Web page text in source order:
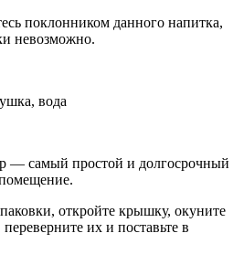
поклонником данного напитка,
невозможно.
вода
— самый простой и долгосрочный
откройте крышку, окуните
их и поставьте в